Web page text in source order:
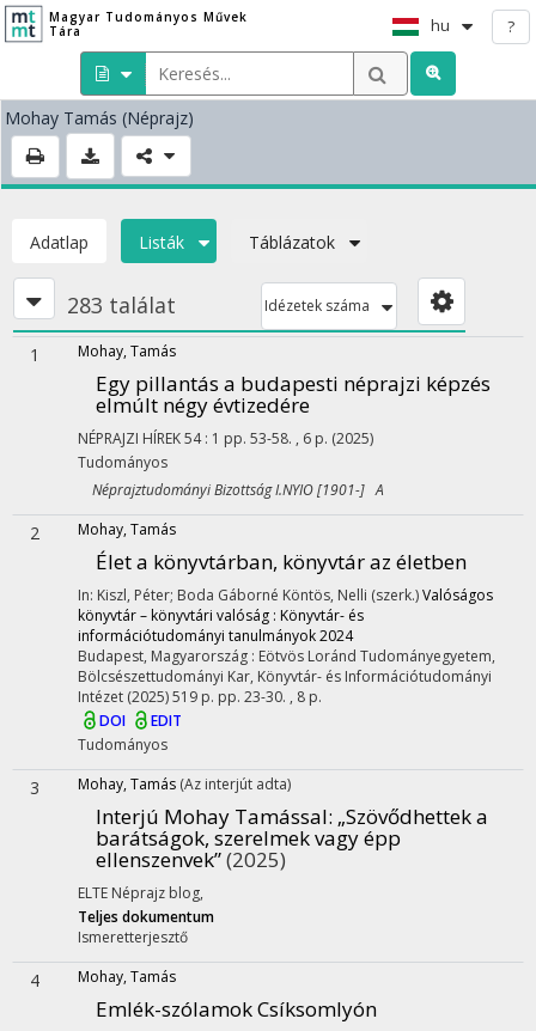
Magyar Tudományos Művek
Tára
hu ?
Mohay Tamás (Néprajz)
Adatlap Listák Táblázatok
283 találat Idézetek száma
1 Mohay, Tamás
Egy pillantás a budapesti néprajzi képzés
elmúlt négy évtizedére
NÉPRAJZI HÍREK54: 1 pp. 53-58. , 6 p. (2025)
Tudományos
Néprajztudományi Bizottság I.NYIO [1901-] A
2 Mohay, Tamás
Élet a könyvtárban, könyvtár az életben
In: Kiszl, Péter; Boda Gáborné Köntös, Nelli (szerk.)Valóságos
könyvtár – könyvtári valóság : Könyvtár- és
információtudományi tanulmányok 2024
Budapest, Magyarország : Eötvös Loránd Tudományegyetem,
Bölcsészettudományi Kar, Könyvtár- és Információtudományi
Intézet (2025)519 p. pp. 23-30. , 8 p.
DOI
EDIT
Tudományos
3 Mohay, Tamás (Az interjút adta)
Interjú Mohay Tamással: „Szövődhettek a
barátságok, szerelmek vagy épp
ellenszenvek”(2025)
ELTE Néprajz blog,
Teljes dokumentum
Ismeretterjesztő
4 Mohay, Tamás
Emlék-szólamok Csíksomlyón